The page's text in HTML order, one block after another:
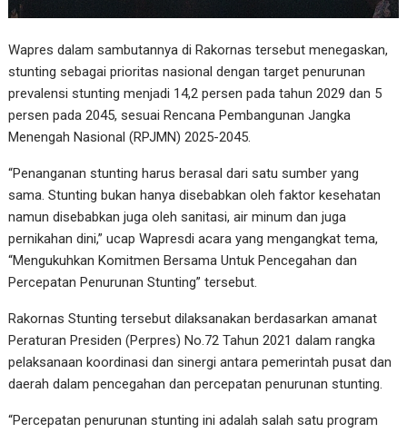
Wapres dalam sambutannya di Rakornas tersebut menegaskan,
stunting sebagai prioritas nasional dengan target penurunan
prevalensi stunting menjadi 14,2 persen pada tahun 2029 dan 5
persen pada 2045, sesuai Rencana Pembangunan Jangka
Menengah Nasional (RPJMN) 2025-2045.
“Penanganan stunting harus berasal dari satu sumber yang
sama. Stunting bukan hanya disebabkan oleh faktor kesehatan
namun disebabkan juga oleh sanitasi, air minum dan juga
pernikahan dini,” ucap Wapresdi acara yang mengangkat tema,
“Mengukuhkan Komitmen Bersama Untuk Pencegahan dan
Percepatan Penurunan Stunting” tersebut.
Rakornas Stunting tersebut dilaksanakan berdasarkan amanat
Peraturan Presiden (Perpres) No.72 Tahun 2021 dalam rangka
pelaksanaan koordinasi dan sinergi antara pemerintah pusat dan
daerah dalam pencegahan dan percepatan penurunan stunting.
“Percepatan penurunan stunting ini adalah salah satu program